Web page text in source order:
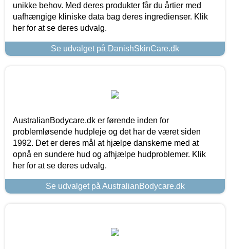
unikke behov. Med deres produkter får du årtier med
uafhængige kliniske data bag deres ingredienser. Klik
her for at se deres udvalg.
Se udvalget på DanishSkinCare.dk
AustralianBodycare.dk er førende inden for
problemløsende hudpleje og det har de været siden
1992. Det er deres mål at hjælpe danskerne med at
opnå en sundere hud og afhjælpe hudproblemer. Klik
her for at se deres udvalg.
Se udvalget på AustralianBodycare.dk